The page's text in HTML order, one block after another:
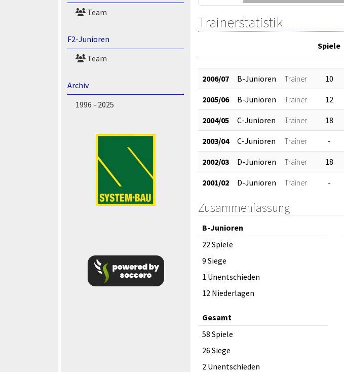
Team
F2-Junioren
Team
Archiv
1996 - 2025
Trainerstatistik
Spiele
2006/07 B-Junioren Trainer 10
2005/06 B-Junioren Trainer 12
2004/05 C-Junioren Trainer 18
2003/04 C-Junioren Trainer -
2002/03 D-Junioren Trainer 18
2001/02 D-Junioren Trainer -
Zusammenfassung
B-Junioren
22 Spiele
9 Siege
1 Unentschieden
12 Niederlagen
Gesamt
58 Spiele
26 Siege
2 Unentschieden